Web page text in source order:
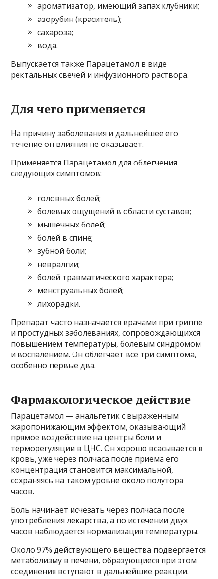
ароматизатор, имеющий запах клубники;
азорубин (краситель);
сахароза;
вода.
Выпускается также Парацетамол в виде
ректальных свечей и инфузионного раствора.
Для чего применяется
На причину заболевания и дальнейшее его
течение он влияния не оказывает.
Применяется Парацетамол для облегчения
следующих симптомов:
головных болей;
болевых ощущений в области суставов;
мышечных болей;
болей в спине;
зубной боли;
невралгии;
болей травматического характера;
менструальных болей;
лихорадки.
Препарат часто назначается врачами при гриппе
и простудных заболеваниях, сопровождающихся
повышением температуры, болевым синдромом
и воспалением. Он облегчает все три симптома,
особенно первые два.
Фармакологическое действие
Парацетамол — анальгетик с выраженным
жаропонижающим эффектом, оказывающий
прямое воздействие на центры боли и
терморегуляции в ЦНС. Он хорошо всасывается в
кровь, уже через полчаса после приема его
концентрация становится максимальной,
сохраняясь на таком уровне около полутора
часов.
Боль начинает исчезать через полчаса после
употребления лекарства, а по истечении двух
часов наблюдается нормализация температуры.
Около 97% действующего вещества подвергается
метаболизму в печени, образующиеся при этом
соединения вступают в дальнейшие реакции.